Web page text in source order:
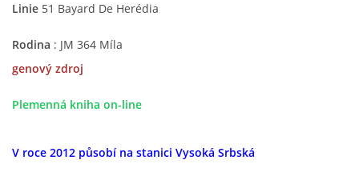
Linie 51 Bayard De Herédia
Rodina : JM 364 Míla
genový zdroj
Plemenná kniha on-line
V roce 2012 působí na stanici Vysoká Srbská